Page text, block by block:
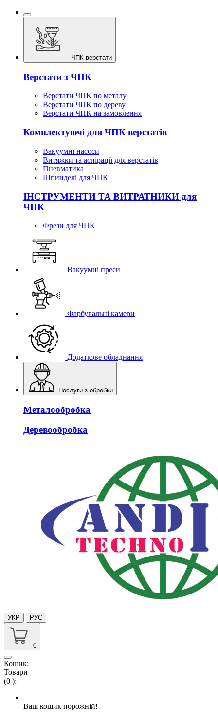
ЧПК верстати
Верстати з ЧПК
Верстати ЧПК по металу
Верстати ЧПК по дереву
Верстати ЧПК на замовлення
Комплектуючі для ЧПК верстатів
Вакуумні насоси
Витяжки та аспірації для верстатів
Пневматика
Шпинделі для ЧПК
ІНСТРУМЕНТИ ТА ВИТРАТНИКИ для
ЧПК
Фрези для ЧПК
Вакуумні преси
Фарбувальні камери
Додаткове обладнання
Послуги з обробки
Mеталообробка
Деревообробка
УКР РУС
0
Кошик:
Товари
(0 ):
Ваш кошик порожній!